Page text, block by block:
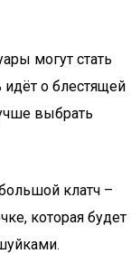
могут стать
о блестящей
выбрать
клатч –
которая будет